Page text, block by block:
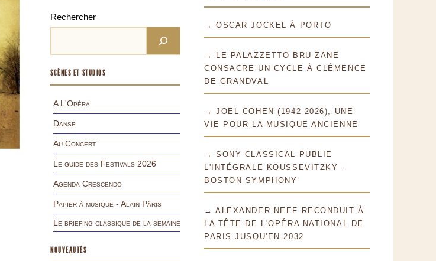
Rechercher
SCÈNES ET STUDIOS
A L'Opéra
Danse
Au Concert
Le guide des Festivals 2026
Agenda Crescendo
Papier à musique - Alain Pâris
Le briefing classique de la semaine
NOUVEAUTÉS
→ OSCAR JOCKEL À PORTO
→ LE PALAZZETTO BRU ZANE
CONSACRE UN CYCLE À CLÉMENCE
DE GRANDVAL
→ JOEL COHEN (1942-2026), UNE
VIE POUR LA MUSIQUE ANCIENNE
→ SONY CLASSICAL PUBLIE
L'INTÉGRALE KOUSSEVITZKY –
BOSTON SYMPHONY
→ ALEXANDER NEEF RECONDUIT À
LA TÊTE DE L'OPÉRA NATIONAL DE
PARIS JUSQU'EN 2032